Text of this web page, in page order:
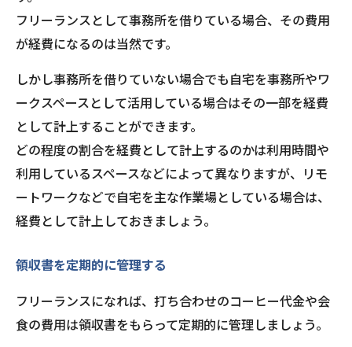
フリーランスとして事務所を借りている場合、その費用
が経費になるのは当然です。
しかし事務所を借りていない場合でも自宅を事務所やワ
ークスペースとして活用している場合はその一部を経費
として計上することができます。
どの程度の割合を経費として計上するのかは利用時間や
利用しているスペースなどによって異なりますが、リモ
ートワークなどで自宅を主な作業場としている場合は、
経費として計上しておきましょう。
領収書を定期的に管理する
フリーランスになれば、打ち合わせのコーヒー代金や会
食の費用は領収書をもらって定期的に管理しましょう。